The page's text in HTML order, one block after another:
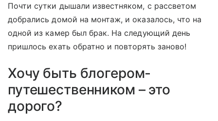
Почти сутки дышали известняком, с рассветом
добрались домой на монтаж, и оказалось, что на
одной из камер был брак. На следующий день
пришлось ехать обратно и повторять заново!
Хочу быть блогером-
путешественником – это
дорого?